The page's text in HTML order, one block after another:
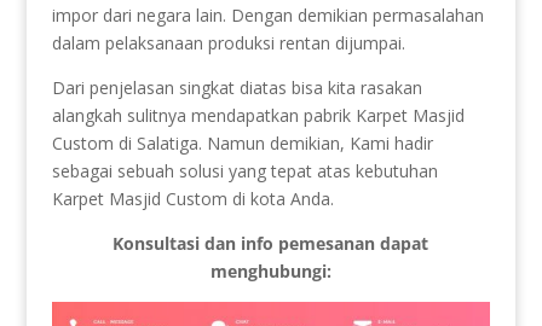
impor dari negara lain. Dengan demikian permasalahan
dalam pelaksanaan produksi rentan dijumpai.
Dari penjelasan singkat diatas bisa kita rasakan
alangkah sulitnya mendapatkan pabrik Karpet Masjid
Custom di Salatiga. Namun demikian, Kami hadir
sebagai sebuah solusi yang tepat atas kebutuhan
Karpet Masjid Custom di kota Anda.
Konsultasi dan info pemesanan dapat
menghubungi: